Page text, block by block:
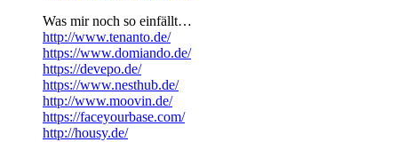
Was mir noch so einfällt…
http://www.tenanto.de/
https://www.domiando.de/
https://devepo.de/
https://www.nesthub.de/
http://www.moovin.de/
https://faceyourbase.com/
http://housy.de/